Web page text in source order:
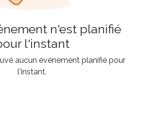
n'est planifié
l'instant
aucun événement planifié pour
l'instant.